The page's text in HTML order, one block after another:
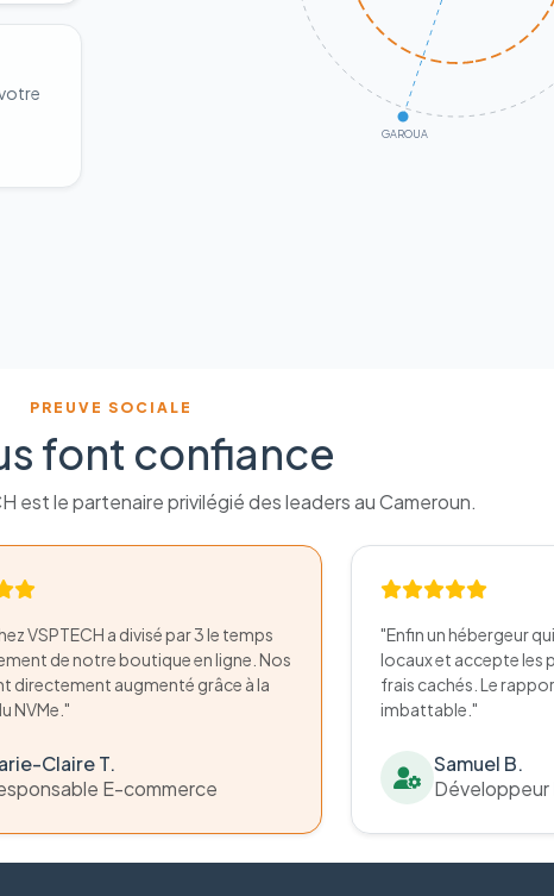
GAROUA
PREUVE SOCIALE
font confiance
est le partenaire privilégié des leaders au Cameroun.
VSPTECH a divisé par 3 le temps
de notre boutique en ligne. Nos
directement augmenté grâce à la
NVMe."
Claire T.
E-commerce
"Enfin un hébergeur
locaux et accepte les
frais cachés. Le
imbattable."
Samuel B.